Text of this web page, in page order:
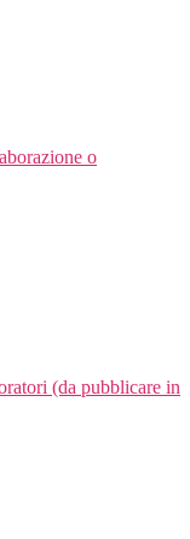
o
(da pubblicare in